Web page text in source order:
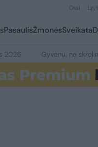
Orai
PasaulisŽmonėsSveikata
2026 Gyvenu, ne